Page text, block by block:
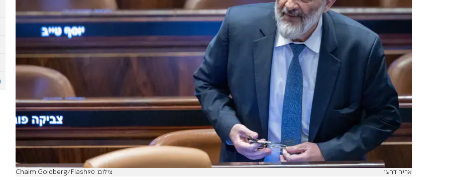
אריה דרעי צילום: Chaim Goldberg/Flash90